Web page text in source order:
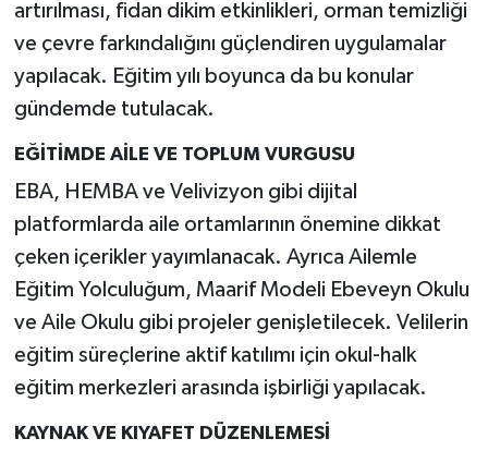
artırılması, fidan dikim etkinlikleri, orman temizliği
ve çevre farkındalığını güçlendiren uygulamalar
yapılacak. Eğitim yılı boyunca da bu konular
gündemde tutulacak.
EĞİTİMDE AİLE VE TOPLUM VURGUSU
EBA, HEMBA ve Velivizyon gibi dijital
platformlarda aile ortamlarının önemine dikkat
çeken içerikler yayımlanacak. Ayrıca Ailemle
Eğitim Yolculuğum, Maarif Modeli Ebeveyn Okulu
ve Aile Okulu gibi projeler genişletilecek. Velilerin
eğitim süreçlerine aktif katılımı için okul-halk
eğitim merkezleri arasında işbirliği yapılacak.
KAYNAK VE KIYAFET DÜZENLEMESİ